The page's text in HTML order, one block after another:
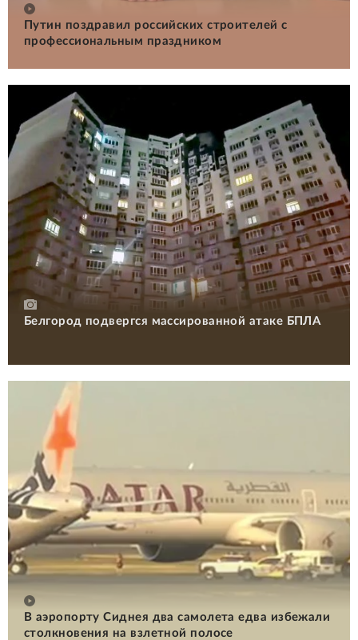
Путин поздравил российских строителей с
профессиональным праздником
Белгород подвергся массированной атаке БПЛА
В аэропорту Сиднея два самолета едва избежали
столкновения на взлетной полосе